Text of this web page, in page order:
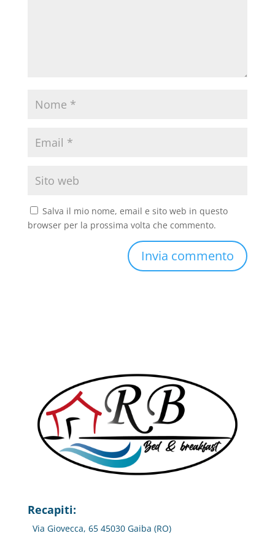
Salva il mio nome, email e sito web in questo
browser per la prossima volta che commento.
Recapiti:
Via Giovecca, 65 45030 Gaiba (RO)